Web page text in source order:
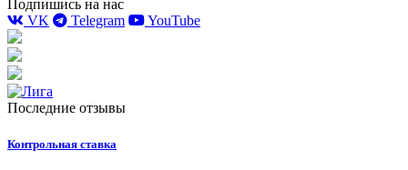
Подпишись на нас
VK
Telegram YouTube
Последние отзывы
Контрольная ставка